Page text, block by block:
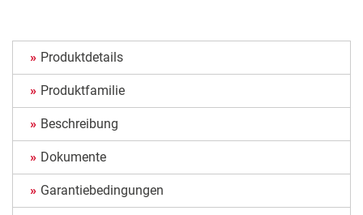
Produktdetails
Produktfamilie
Beschreibung
Dokumente
Garantiebedingungen